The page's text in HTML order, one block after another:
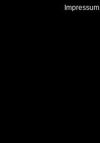
Impressum